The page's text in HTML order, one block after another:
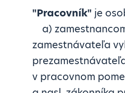
"Pracovník" je
a)
zamestnávateľa
v pracovnom